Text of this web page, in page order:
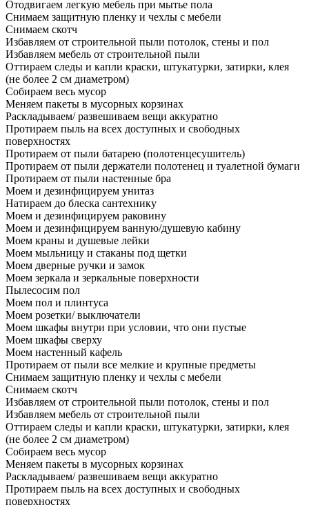
Отодвигаем легкую мебель при мытье пола
Снимаем защитную пленку и чехлы с мебели
Снимаем скотч
Избавляем от строительной пыли потолок, стены и пол
Избавляем мебель от строительной пыли
Оттираем следы и капли краски, штукатурки, затирки, клея
(не более 2 см диаметром)
Собираем весь мусор
Меняем пакеты в мусорных корзинах
Раскладываем/ развешиваем вещи аккуратно
Протираем пыль на всех доступных и свободных
поверхностях
Протираем от пыли батарею (полотенцесушитель)
Протираем от пыли держатели полотенец и туалетной бумаги
Протираем от пыли настенные бра
Моем и дезинфицируем унитаз
Натираем до блеска сантехнику
Моем и дезинфицируем раковину
Моем и дезинфицируем ванную/душевую кабину
Моем краны и душевые лейки
Моем мыльницу и стаканы под щетки
Моем дверные ручки и замок
Моем зеркала и зеркальные поверхности
Пылесосим пол
Моем пол и плинтуса
Моем розетки/ выключатели
Моем шкафы внутри при условии, что они пустые
Моем шкафы сверху
Моем настенный кафель
Протираем от пыли все мелкие и крупные предметы
Снимаем защитную пленку и чехлы с мебели
Снимаем скотч
Избавляем от строительной пыли потолок, стены и пол
Избавляем мебель от строительной пыли
Оттираем следы и капли краски, штукатурки, затирки, клея
(не более 2 см диаметром)
Собираем весь мусор
Меняем пакеты в мусорных корзинах
Раскладываем/ развешиваем вещи аккуратно
Протираем пыль на всех доступных и свободных
поверхностях